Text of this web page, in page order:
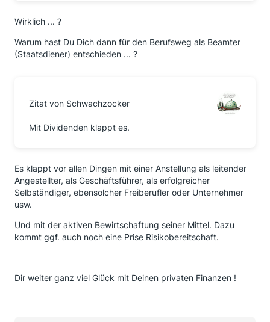
Wirklich ... ?
Warum hast Du Dich dann für den Berufsweg als Beamter
(Staatsdiener) entschieden ... ?
Zitat von Schwachzocker
Mit Dividenden klappt es.
Es klappt vor allen Dingen mit einer Anstellung als leitender
Angestellter, als Geschäftsführer, als erfolgreicher
Selbständiger, ebensolcher Freiberufler oder Unternehmer
usw.
Und mit der aktiven Bewirtschaftung seiner Mittel. Dazu
kommt ggf. auch noch eine Prise Risikobereitschaft.
Dir weiter ganz viel Glück mit Deinen privaten Finanzen !